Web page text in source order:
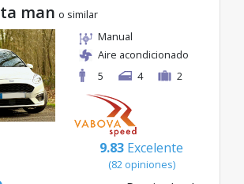
man o similar
Manual
Aire acondicionado
5
4 2
9.83 Excelente
(82 opiniones)